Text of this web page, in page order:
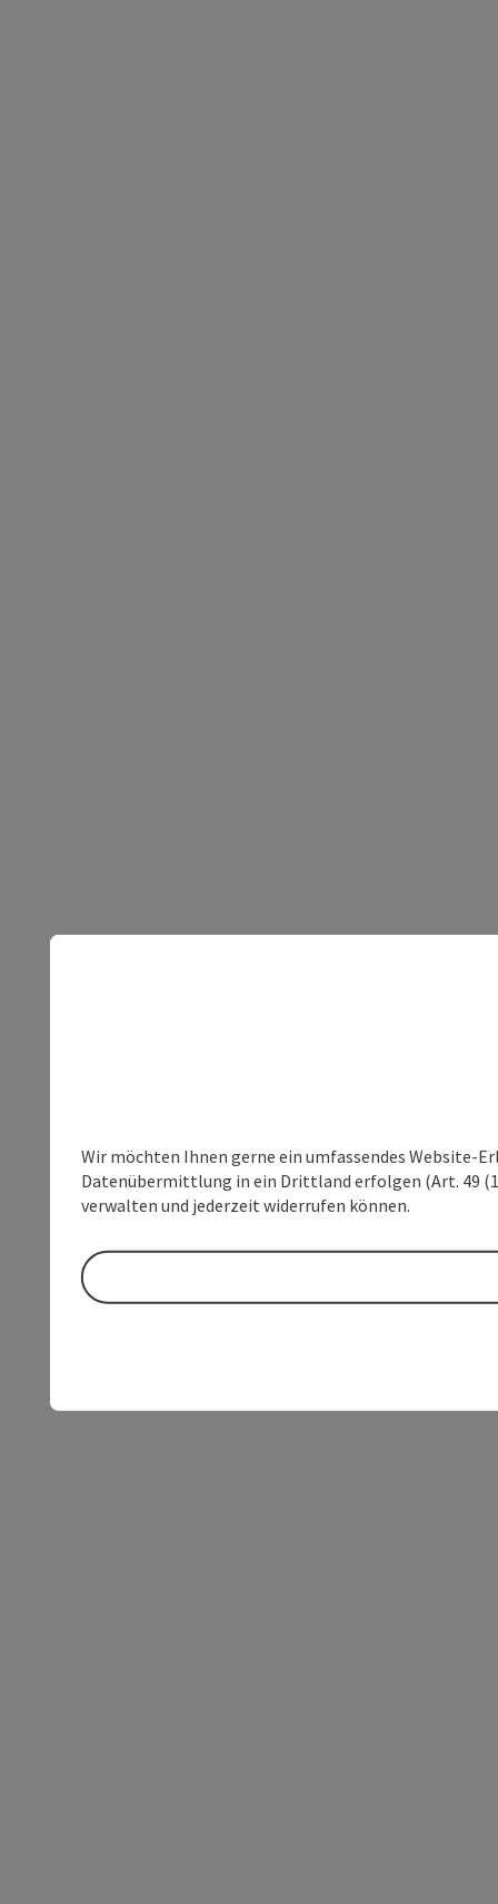
Wir möchten Ihnen gerne ein umfassendes Website-
Datenübermittlung in ein Drittland erfolgen (Art. 49
verwalten und jederzeit widerrufen können.